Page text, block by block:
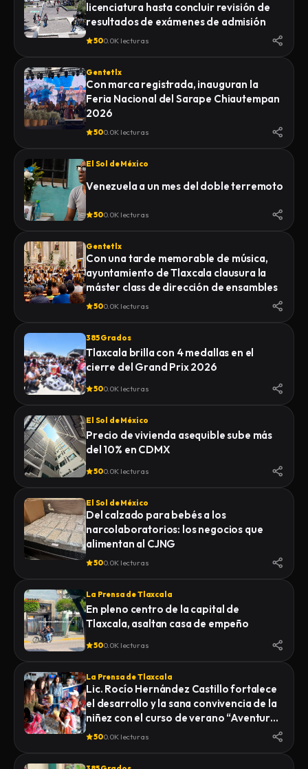
licenciatura hasta concluir revisión de
resultados de exámenes de admisión
500.0K lecturas
Gentetlx
Con marca registrada, inauguran la
Feria Nacional del Sarape Chiautempan
2026
500.0K lecturas
El Sol de México
Venezuela a un mes del doble terremoto
500.0K lecturas
Gentetlx
Con una tarde memorable de música,
ayuntamiento de Tlaxcala clausura la
máster class de dirección de ensambles
500.0K lecturas
385 Grados
Tlaxcala brilla con 4 medallas en el
cierre del Grand Prix 2026
500.0K lecturas
El Sol de México
Precio de vivienda asequible sube más
del 10% en CDMX
500.0K lecturas
El Sol de México
Del calzado para bebés a los
narcolaboratorios: los negocios que
alimentan al CJNG
500.0K lecturas
La Prensa de Tlaxcala
En pleno centro de la capital de
Tlaxcala, asaltan casa de empeño
500.0K lecturas
La Prensa de Tlaxcala
Lic. Rocío Hernández Castillo fortalece
el desarrollo y la sana convivencia de la
niñez con el curso de verano “Aventuras
Diferentes”.
500.0K lecturas